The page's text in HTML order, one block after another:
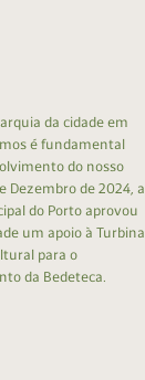
da cidade em
é fundamental
do nosso
Dezembro de 2024, a
do Porto aprovou
um apoio à Turbina
para o
da Bedeteca.